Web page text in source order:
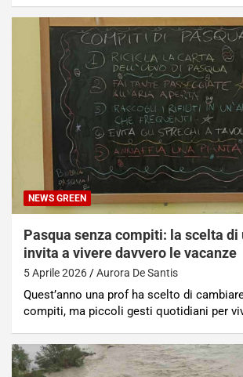
NEWS GREEN
Pasqua senza compiti: la scelta di
invita a vivere davvero le vacanze
5 Aprile 2026 Aurora De Santis
Quest’anno una prof ha scelto di
compiti, ma piccoli gesti quotidiani per